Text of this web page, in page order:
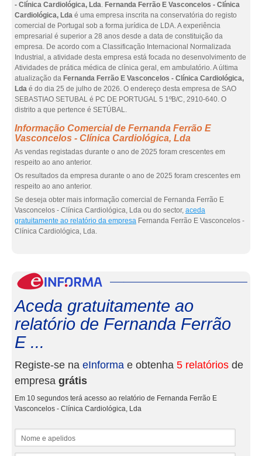
- Clínica Cardiológica, Lda. Fernanda Ferrão E Vasconcelos - Clínica
Cardiológica, Lda é uma empresa inscrita na conservatória do registo
comercial de Portugal sob a forma jurídica de LDA. A experiência
empresarial é superior a 28 anos desde a data de constituição da
empresa. De acordo com a Classificação Internacional Normalizada
Industrial, a atividade desta empresa está focada no desenvolvimento de
Atividades de prática médica de clínica geral, em ambulatório. A última
atualização da Fernanda Ferrão E Vasconcelos - Clínica Cardiológica,
Lda é do dia 25 de julho de 2026. O endereço desta empresa de SAO
SEBASTIAO SETUBAL é PC DE PORTUGAL 5 1ºB/C, 2910-640. O
distrito a que pertence é SETÚBAL.
Informação Comercial de Fernanda Ferrão E
Vasconcelos - Clínica Cardiológica, Lda
As vendas registadas durante o ano de 2025 foram crescentes em
respeito ao ano anterior.
Os resultados da empresa durante o ano de 2025 foram crescentes em
respeito ao ano anterior.
Se deseja obter mais informação comercial de Fernanda Ferrão E
Vasconcelos - Clínica Cardiológica, Lda ou do sector, aceda
gratuitamente ao relatório da empresa Fernanda Ferrão E Vasconcelos -
Clínica Cardiológica, Lda.
Aceda gratuitamente ao
relatório de Fernanda Ferrão
E ...
Registe-se na eInforma e obtenha 5 relatórios de
empresa grátis
Em 10 segundos terá acesso ao relatório de Fernanda Ferrão E
Vasconcelos - Clínica Cardiológica, Lda